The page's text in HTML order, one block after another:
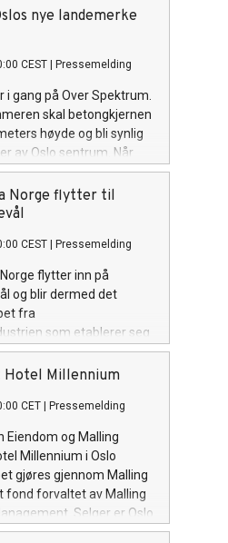
og
nye landemerke
CEST Pressemelding
i gang på Over Spektrum.
skal betongkjernen
høyde og bli synlig
av Oslo sentrum. Når
blir det Norges første
meter siden Oslo Plaza
Norge flytter til
CEST Pressemelding
flytter inn på
og blir dermed det
fra
som etablerer seg
og
i hjertet av Oslo
langsiktige
Hotel Millennium
CET Pressemelding
Eiendom og Malling
Millennium i Oslo
gjøres gjennom Malling
fond forvaltet av Malling
Selger er Oslo
Real Estate Fund III